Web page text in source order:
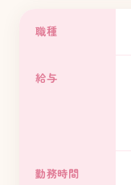
職種
給与
勤務時間